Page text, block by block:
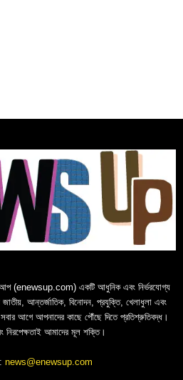
(enewsup.com) একটি আধুনিক এবং নির্ভরযোগ্য
আন্তর্জাতিক, বিনোদন, প্রযুক্তি, খেলাধুলা এবং
সবার আগে আপনাদের কাছে পৌঁছে দিতে প্রতিশ্রুতিবদ্ধ।
নিরপেক্ষতাই আমাদের মূল শক্তি।
news@enewsup.com